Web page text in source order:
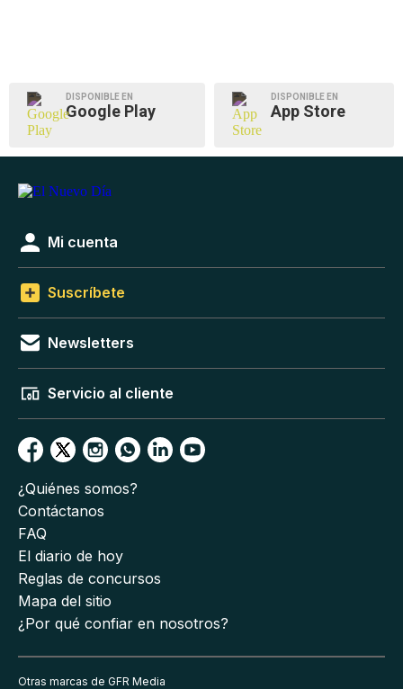
DISPONIBLE EN
Google Play
DISPONIBLE EN
App Store
Mi cuenta
Suscríbete
Newsletters
Servicio al cliente
¿Quiénes somos?
Contáctanos
FAQ
El diario de hoy
Reglas de concursos
Mapa del sitio
¿Por qué confiar en nosotros?
Otras marcas de GFR Media